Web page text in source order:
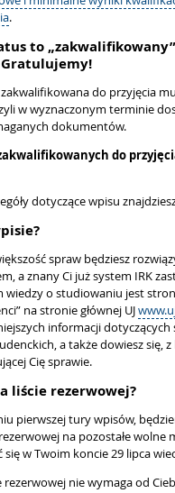
.
to
do przyjęcia
w wyznaczonym terminie
dokumentów.
do
dotyczące wpisu
spraw będziesz
a znany Ci już system IRK
wiedzy o studiowaniu jest
na stronie głównej UJ
informacji
a także dowiesz się,
Cię sprawie.
liście rezerwowej?
pierwszej tury wpisów,
na pozostałe wolne
się w Twoim koncie 29 lipca
rezerwowej nie wymaga od